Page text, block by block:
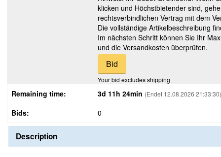
klicken und Höchstbietender sind,
rechtsverbindlichen Vertrag mit dem
Die vollständige Artikelbeschreibung
Im nächsten Schritt können Sie Ihr
und die Versandkosten überprüfen.
Your bid excludes shipping
Remaining time: 3d 11h 24min (Endet 12.08.2026 21:33:30)
Bids: 0
Description